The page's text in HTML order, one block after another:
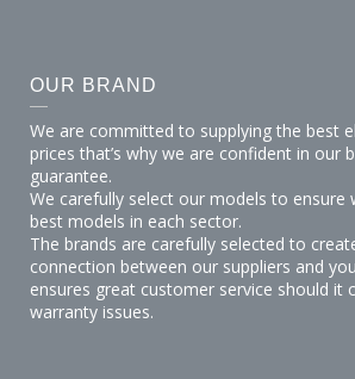
OUR BRAND
We are committed to supplying the best
prices that’s why we are confident in our
guarantee.
We carefully select our models to ensure
best models in each sector.
The brands are carefully selected to
connection between our suppliers and
ensures great customer service should it
warranty issues.